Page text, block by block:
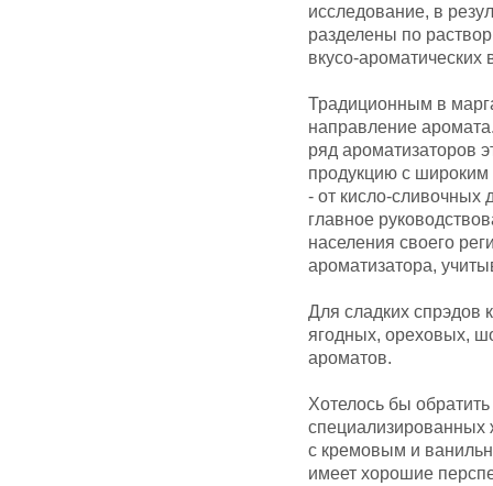
исследование, в
разделены по
вкусо-ароматических
Традиционным в
направление
ряд ароматизаторов
продукцию с широким
- от кисло-сливочных
главное
населения своего
ароматизатора,
Для сладких спрэдов
ягодных, ореховых,
ароматов.
Хотелось бы
специализированных
с кремовым и
имеет хорошие